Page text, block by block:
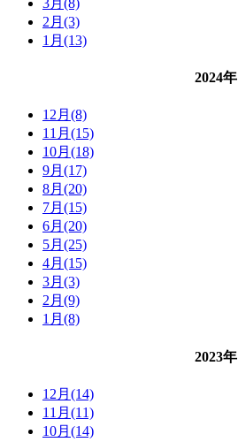
2月(3)
1月(13)
2024年
12月(8)
11月(15)
10月(18)
9月(17)
8月(20)
7月(15)
6月(20)
5月(25)
4月(15)
3月(3)
2月(9)
1月(8)
2023年
12月(14)
11月(11)
10月(14)